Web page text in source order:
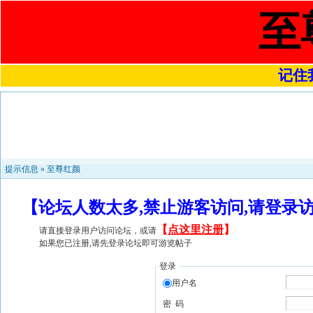
至
记住
提示信息 » 至尊红颜
【论坛人数太多,禁止游客访问,请登
请直接登录用户访问论坛，或请 【 点这里注册】
如果您已注册,请先登录论坛即可游览帖子
登录
用户名
密 码